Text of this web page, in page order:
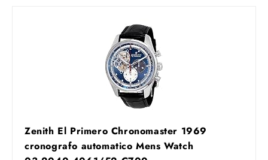
Zenith El Primero Chronomaster 1969
cronografo automatico Mens Watch